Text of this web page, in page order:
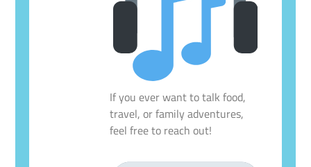
If you ever want to talk food,
travel, or family adventures,
feel free to reach out!